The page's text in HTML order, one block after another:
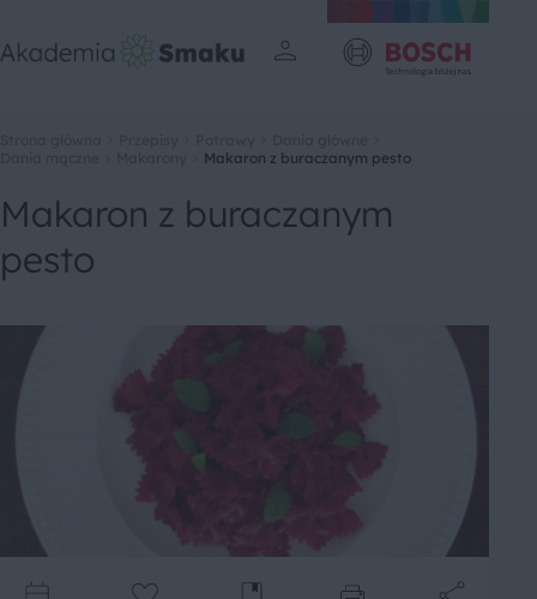
Makaron z buraczanym pesto
Makaron z buraczanym
pesto